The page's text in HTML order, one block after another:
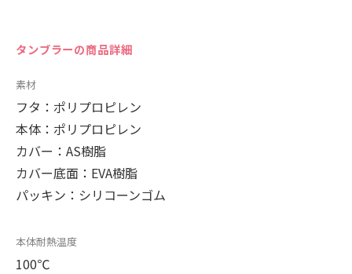
タンブラーの商品詳細
素材
フタ：ポリプロピレン
本体：ポリプロピレン
カバー：AS樹脂
カバー底面：EVA樹脂
パッキン：シリコーンゴム
本体耐熱温度
100℃